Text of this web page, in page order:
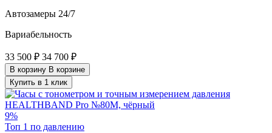
Автозамеры 24/7
Вариабельность
33 500 ₽ 34 700 ₽
В корзину В корзине
Купить в 1 клик
9%
Топ 1 по давлению